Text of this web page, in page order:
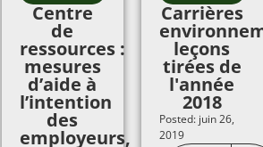
Centre
de
ressources :
mesures
d’aide à
l’intention
des
employeurs,
Carrières
leçons
tirées de
l'année
2018
Posted: juin 26,
2019